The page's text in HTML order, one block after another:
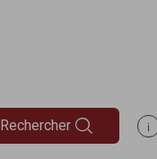
Rechercher